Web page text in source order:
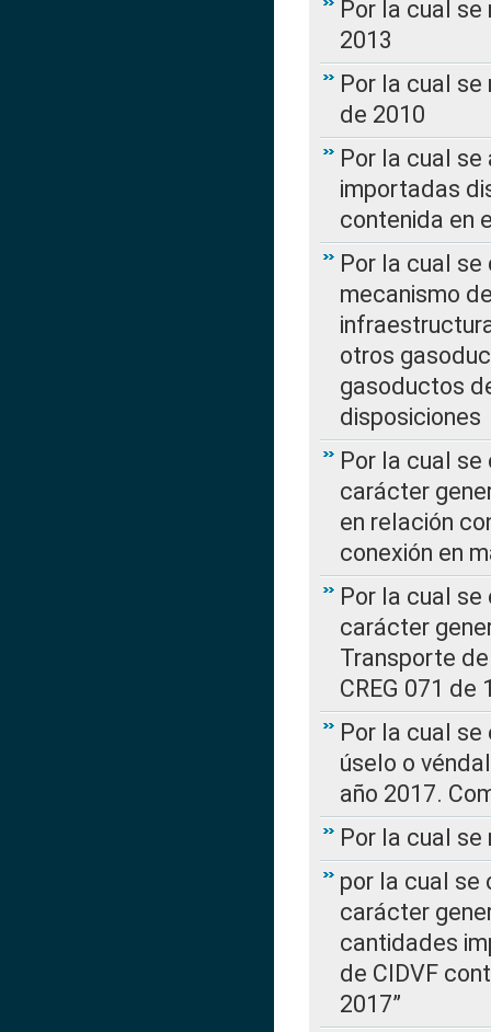
Por la cual se
2013
Por la cual se
de 2010
Por la cual
importadas
contenida en
Por la cual se
mecanismo
otros
gasoductos
disposiciones
Por la cual
carácter
en relación
conexión en
Por la cual
carácter
Transporte
CREG 071 de
Por la cual
úselo o
año 2017.
Por la cual se
por la cual se
carácter
cantidades
de CIDVF
2017”